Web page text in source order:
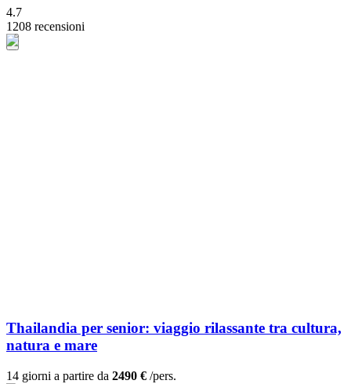
4.7
1208 recensioni
Thailandia per senior: viaggio rilassante tra cultura,
natura e mare
14 giorni a partire da 2490 € /pers.